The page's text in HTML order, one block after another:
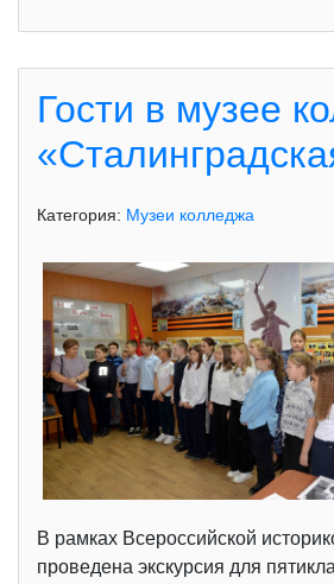
Гости в музее
Категория: Музеи колледжа
В рамках Всероссийской
проведена экскурсия для